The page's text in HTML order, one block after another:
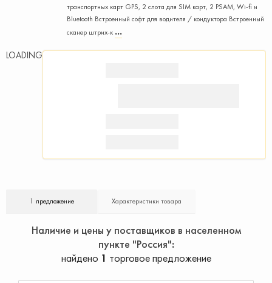
транспортных карт GPS, 2 слота для SIM карт, 2 PSAM, Wi-fi и
Bluetooth Встроенный софт для водителя / кондуктора Встроенный
сканер штрих-к
LOADING
1 предложение Характеристики товара
Наличие и цены у поставщиков в населенном
пункте "Россия"
найдено 1 торговое предложение